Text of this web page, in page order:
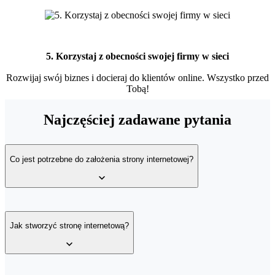
5. Korzystaj z obecności swojej firmy w sieci
Rozwijaj swój biznes i docieraj do klientów online. Wszystko przed
Tobą!
Najczęściej zadawane pytania
Co jest potrzebne do założenia strony internetowej?
Do założenia strony internetowej niezbędny będzie hosting i
domena, to podstawy do wystartowania w sieci. Jeśli zależy Ci na
Jak stworzyć stronę internetową?